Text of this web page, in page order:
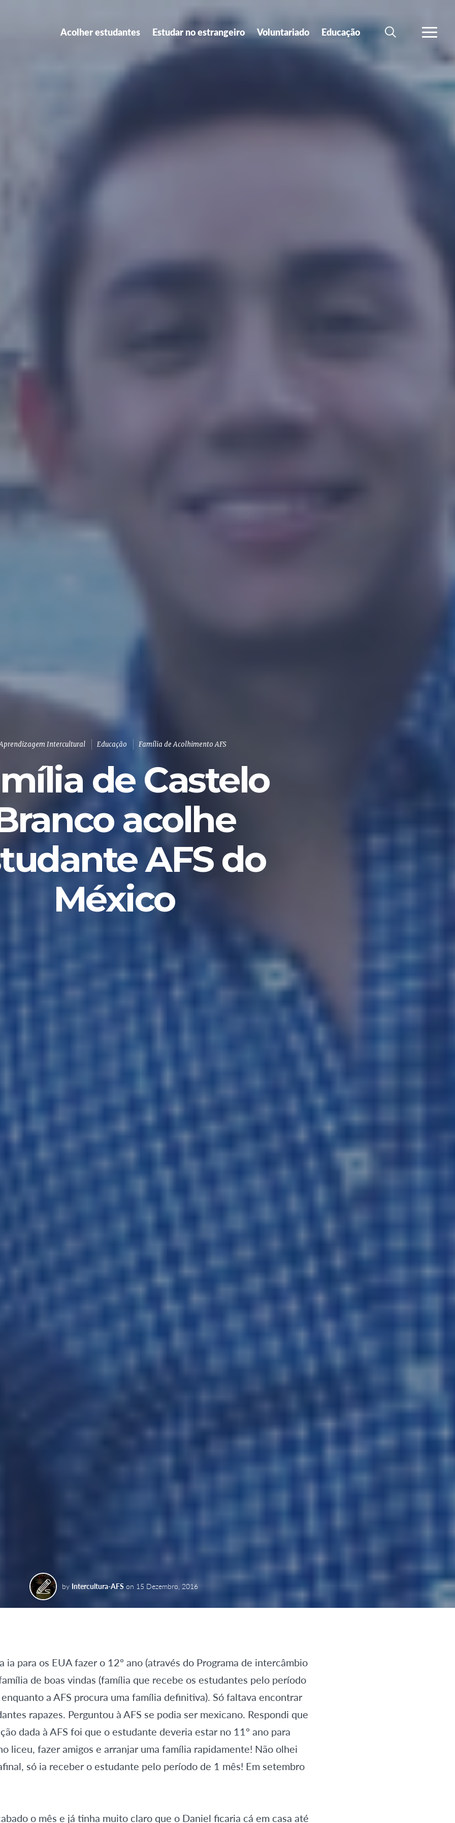
Acolher estudantes Estudar no estrangeiro Voluntariado Educação
SEARCH VER
Intercultural Educação Família de Acolhimento AFS
de Castelo
acolhe
AFS do
México
by Intercultura-AFS on 15 Dezembro, 2016
ia para os EUA fazer o 12º ano (através do Programa de intercâmbio
de boas vindas (família que recebe os estudantes pelo período
a AFS procura uma família definitiva). Só faltava encontrar
rapazes. Perguntou à AFS se podia ser mexicano. Respondi que
dada à AFS foi que o estudante deveria estar no 11º ano para
liceu, fazer amigos e arranjar uma família rapidamente! Não olhei
só ia receber o estudante pelo período de 1 mês! Em setembro
o mês e já tinha muito claro que o Daniel ficaria cá em casa até